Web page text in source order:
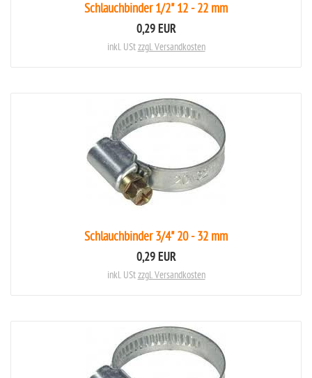
Schlauchbinder 1/2" 12 - 22 mm
0,29 EUR
inkl. UStzzgl. Versandkosten
Schlauchbinder 3/4" 20 - 32 mm
0,29 EUR
inkl. UStzzgl. Versandkosten